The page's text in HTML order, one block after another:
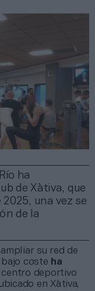
ha
de Xàtiva, que
una vez se
de la
su red de
bajo coste ha
centro deportivo
en Xàtiva,